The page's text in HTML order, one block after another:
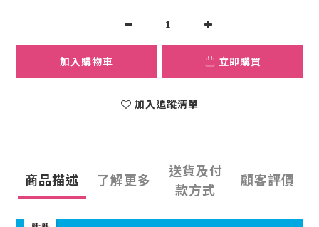
加入購物車 立即購買
加入追蹤清單
商品描述 了解更多
送貨及付
款方式
顧客評價